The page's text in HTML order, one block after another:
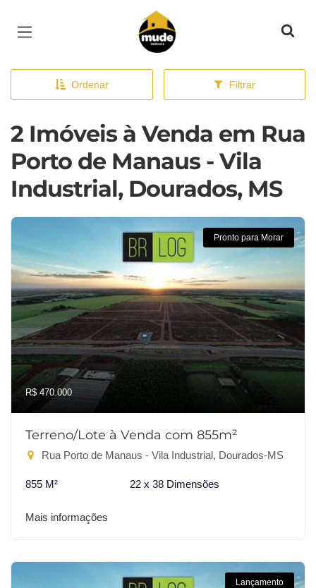
Página inicial
Ordenar Filtrar
2 Imóveis à Venda em Rua
Porto de Manaus - Vila
Industrial, Dourados, MS
Pronto para Morar
R$ 470.000
Terreno/Lote à Venda com 855m²
Rua Porto de Manaus - Vila Industrial, Dourados-MS
855 M² 22 x 38 Dimensões
Mais informações
Lançamento